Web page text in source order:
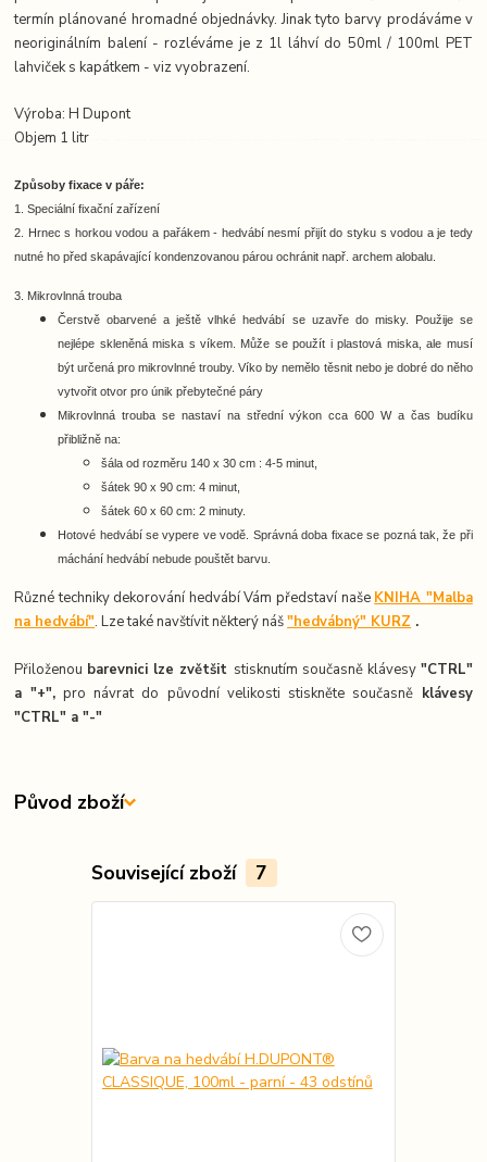
termín plánované hromadné objednávky. Jinak tyto barvy prodáváme v
neoriginálním balení - rozléváme je z 1l láhví do 50ml / 100ml PET
lahviček s kapátkem - viz vyobrazení.
Výroba: H Dupont
Objem 1 litr
Způsoby fixace v páře:
1. Speciální fixační zařízení
2. Hrnec s horkou vodou a pařákem - hedvábí nesmí přijít do styku s vodou a je tedy
nutné ho před skapávající kondenzovanou párou ochránit např. archem alobalu.
3. Mikrovlnná trouba
Čerstvě obarvené a ještě vlhké hedvábí se uzavře do misky. Použije se
nejlépe skleněná miska s víkem. Může se použít i plastová miska, ale musí
být určená pro mikrovlnné trouby. Víko by nemělo těsnit nebo je dobré do něho
vytvořit otvor pro únik přebytečné páry
Mikrovlnná trouba se nastaví na střední výkon cca 600 W a čas budíku
přibližně na:
šála od rozměru 140 x 30 cm : 4-5 minut,
šátek 90 x 90 cm: 4 minut,
šátek 60 x 60 cm: 2 minuty.
Hotové hedvábí se vypere ve vodě. Správná doba fixace se pozná tak, že při
máchání hedvábí nebude pouštět barvu.
Různé techniky dekorování hedvábí Vám představí naše KNIHA "Malba
na hedvábí". Lze také navštívit některý náš"hedvábný" KURZ .
Přiloženou barevnici lze zvětšit stisknutím současně klávesy "CTRL"
a "+", pro návrat do původní velikosti stiskněte současněklávesy
"CTRL" a "-"
Původ zboží
Související zboží 7